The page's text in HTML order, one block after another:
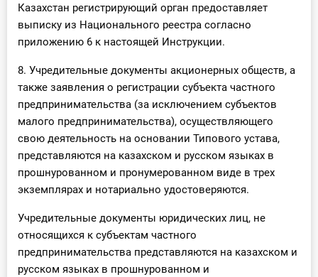
Казахстан регистрирующий орган предоставляет
выписку из Национального реестра согласно
приложению 6 к настоящей Инструкции.
8. Учредительные документы акционерных обществ, а
также заявления о регистрации субъекта частного
предпринимательства (за исключением субъектов
малого предпринимательства), осуществляющего
свою деятельность на основании Типового устава,
представляются на казахском и русском языках в
прошнурованном и пронумерованном виде в трех
экземплярах и нотариально удостоверяются.
Учредительные документы юридических лиц, не
относящихся к субъектам частного
предпринимательства представляются на казахском и
русском языках в прошнурованном и